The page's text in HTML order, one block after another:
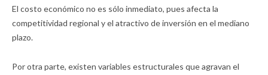
El costo económico no es sólo inmediato, pues afecta la
competitividad regional y el atractivo de inversión en el mediano
plazo.
Por otra parte, existen variables estructurales que agravan el